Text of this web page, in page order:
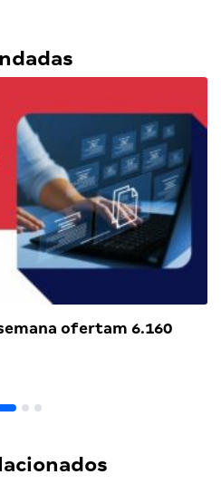
ofertam 6.160